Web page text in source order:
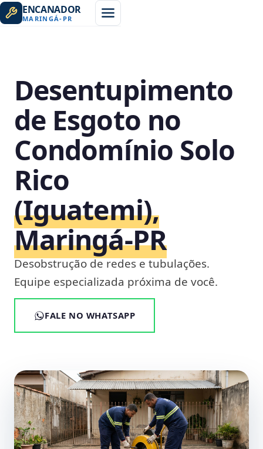
ENCANADOR
MARINGÁ- PR
Desentupimento
de Esgoto no
Condomínio Solo
Rico
(Iguatemi),
Maringá‑PR
Desobstrução de redes e tubulações.
Equipe especializada próxima de você.
FALE NO WHATSAPP